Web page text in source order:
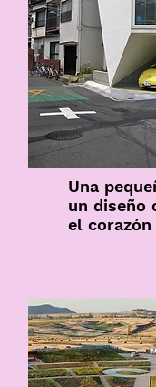
Una
un diseño
el corazón